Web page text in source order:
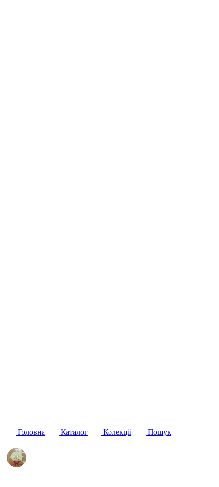
Головна Каталог Колекції Пошук